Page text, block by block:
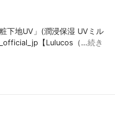
下地UV」(潤浸保湿 UVミル
【Lulucos（…続き